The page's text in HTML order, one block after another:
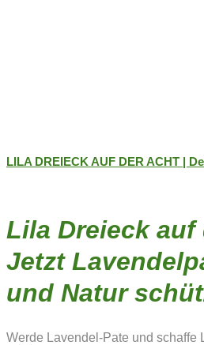
LILA DREIECK AUF DER ACHT |
Lila Dreieck auf
Jetzt
und Natur
Werde Lavendel-Pate und schaffe